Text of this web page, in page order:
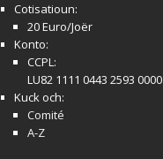
Cotisatioun:
20 Euro/Joër
Konto:
CCPL:
LU82 1111 0443 2593 0000
Kuck och:
Comité
A-Z